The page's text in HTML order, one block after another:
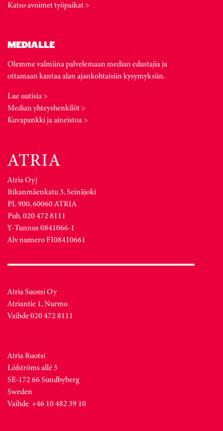
Katso avoimet työpaikat >
MEDIALLE
Olemme valmiina palvelemaan median edustajia ja
ottamaan kantaa alan ajankohtaisiin kysymyksiin.
Lue uutisia >
Median yhteyshenkilöt >
Kuvapankki ja aineistoa >
Atria Oyj
Itikanmäenkatu 3, Seinäjoki
PL 900, 60060 ATRIA
Puh. 020 472 8111
Y-Tunnus 0841066-1
Alv numero FI08410661
Atria Suomi Oy
Atriantie 1, Nurmo
Vaihde 020 472 8111
Atria Ruotsi
Löfströms allé 5
SE-172 66 Sundbyberg
Sweden
Vaihde +46 10 482 39 10